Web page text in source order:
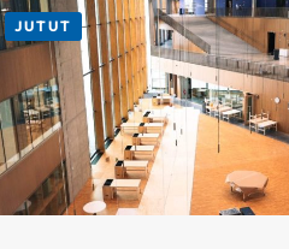
JUTUT